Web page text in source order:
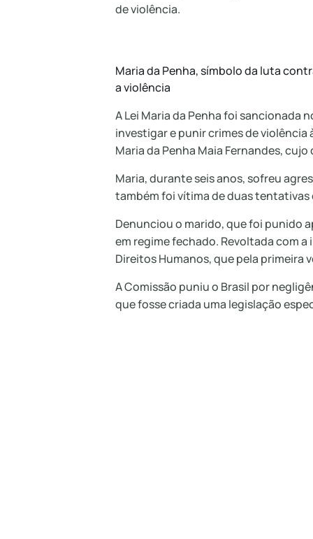
de violência.
Maria da Penha, símbolo da luta
a violência
A Lei Maria da Penha foi sancionada
investigar e punir crimes de violência
Maria da Penha Maia Fernandes,
Maria, durante seis anos, sofreu
também foi vítima de duas tentativas
Denunciou o marido, que foi punido
em regime fechado. Revoltada com
Direitos Humanos, que pela primeira
A Comissão puniu o Brasil por
que fosse criada uma legislação